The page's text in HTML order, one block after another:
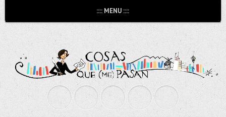
:::: MENU ::::